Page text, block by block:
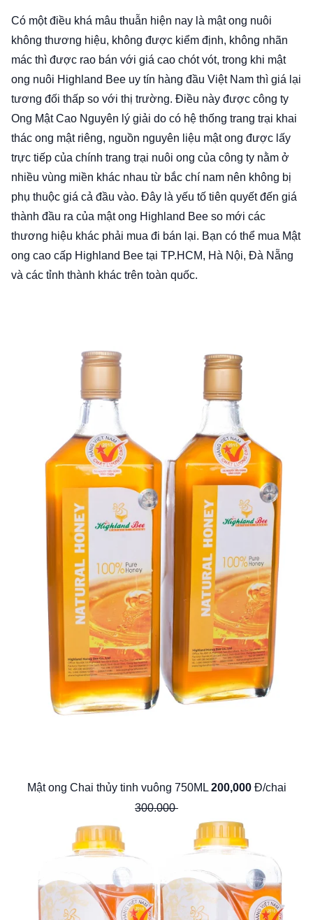
Có một điều khá mâu thuẫn hiện nay là mật ong nuôi
không thương hiệu, không được kiểm định, không nhãn
mác thì được rao bán với giá cao chót vót, trong khi mật
ong nuôi Highland Bee uy tín hàng đầu Việt Nam thì giá lại
tương đối thấp so với thị trường. Điều này được công ty
Ong Mật Cao Nguyên lý giải do có hệ thống trang trại khai
thác ong mật riêng, nguồn nguyên liệu mật ong được lấy
trực tiếp của chính trang trại nuôi ong của công ty nằm ở
nhiều vùng miền khác nhau từ bắc chí nam nên không bị
phụ thuộc giá cả đầu vào. Đây là yếu tố tiên quyết đến giá
thành đầu ra của mật ong Highland Bee so mới các
thương hiệu khác phải mua đi bán lại. Bạn có thể mua Mật
ong cao cấp Highland Bee tại TP.HCM, Hà Nội, Đà Nẵng
và các tỉnh thành khác trên toàn quốc.
Mật ong Chai thủy tinh vuông 750ML 200,000Đ/chai
300.000